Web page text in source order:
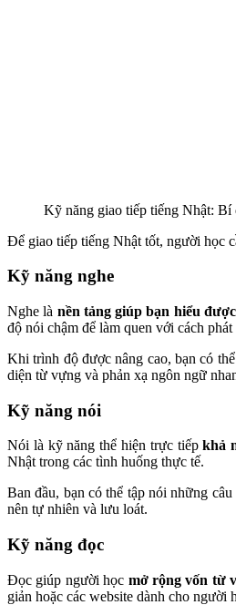
Kỹ năng giao tiếp tiếng Nhật:
Để giao tiếp tiếng Nhật tốt, người học
Kỹ năng nghe
Nghe là nền tảng giúp bạn hiểu
độ nói chậm để làm quen với cách
Khi trình độ được nâng cao, bạn có
diện từ vựng và phản xạ ngôn ngữ
Kỹ năng nói
Nói là kỹ năng thể hiện trực tiếpkhả
Nhật trong các tình huống thực tế.
Ban đầu, bạn có thể tập nói những
nên tự nhiên và lưu loát.
Kỹ năng đọc
Đọc giúp người học mở rộng vốn từ
giản hoặc các website dành cho người